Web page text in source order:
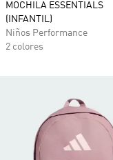
MOCHILA ESSENTIALS
(INFANTIL)
Niños Performance
2 colores